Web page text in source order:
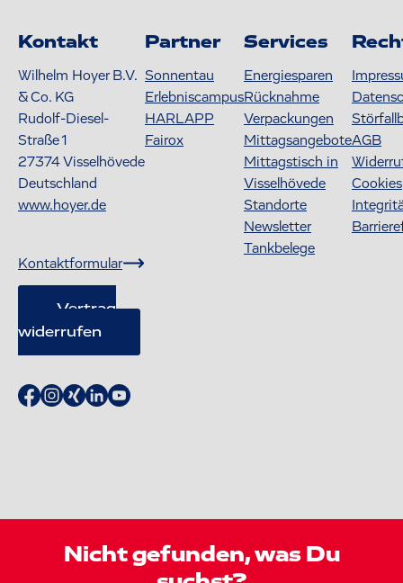
Kontakt
Wilhelm Hoyer B.V.
& Co. KG
Rudolf-Diesel-
Straße 1
27374Visselhövede
Deutschland
www.hoyer.de
Kontaktformular
Vertrag
widerrufen
Partner
Sonnentau
Erlebniscampus
HARLAPP
Fairox
Services
Energiesparen
Rücknahme
Verpackungen
Mittagsangebote
Mittagstisch in
Visselhövede
Standorte
Newsletter
Tankbelege
AGB
Cookies
Nicht gefunden, was Du